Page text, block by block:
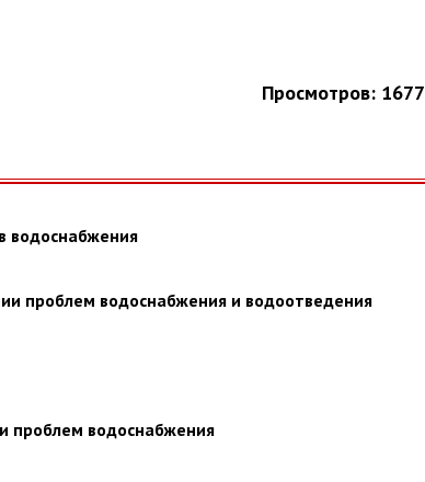
Просмотров: 1677
водоснабжения
проблем водоснабжения и водоотведения
проблем водоснабжения